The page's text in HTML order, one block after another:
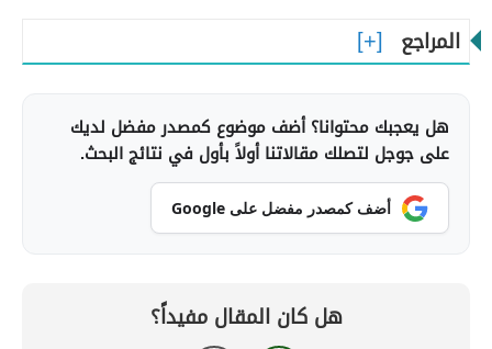
المراجع
هل يعجبك محتوانا؟ أضف موضوع كمصدر مفضل لديك
على جوجل لتصلك مقالاتنا أولاً بأول في نتائج البحث.
أضف كمصدر مفضل على Google
هل كان المقال مفيداً؟